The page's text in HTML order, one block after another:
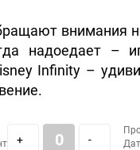
внимания
надоедает –
Infinity –
+ 0 -